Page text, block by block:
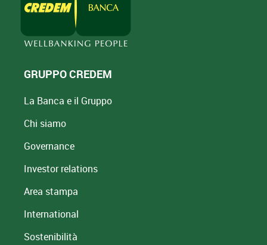
GRUPPO CREDEM
La Banca e il Gruppo
Chi siamo
Governance
Investor relations
Area stampa
International
Sostenibilità